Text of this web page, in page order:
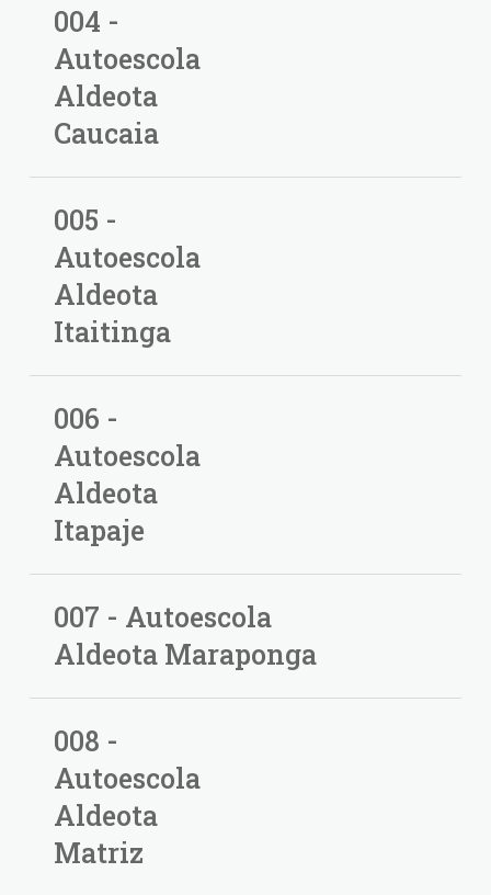
004 -
Autoescola
Aldeota
Caucaia
005 -
Autoescola
Aldeota
Itaitinga
006 -
Autoescola
Aldeota
Itapaje
007 - Autoescola
Aldeota Maraponga
008 -
Autoescola
Aldeota
Matriz